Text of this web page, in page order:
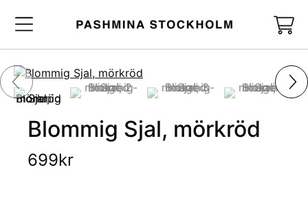
Blommig Sjal, mörkröd
699kr